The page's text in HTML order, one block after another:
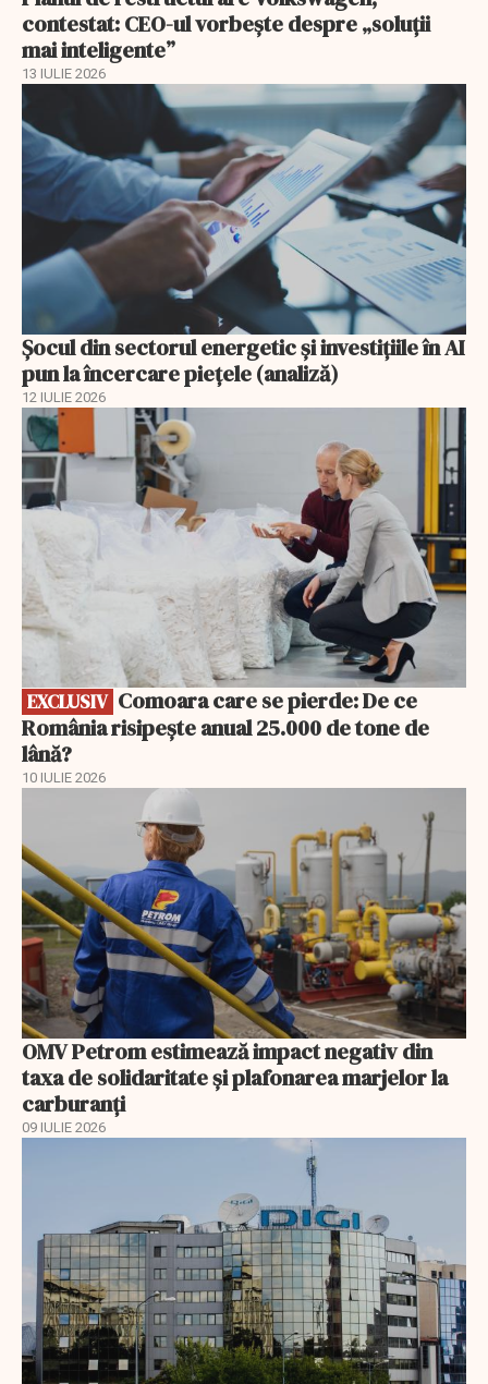
contestat: CEO-ul vorbește despre „soluții
mai inteligente”
13 IULIE 2026
Șocul din sectorul energetic și investițiile în AI
pun la încercare piețele (analiză)
12 IULIE 2026
EXCLUSIV
EXCLUSIV
România risipește anual 25.000 de tone de
lână?
10 IULIE 2026
OMV Petrom estimează impact negativ din
taxa de solidaritate și plafonarea marjelor la
carburanți
09 IULIE 2026